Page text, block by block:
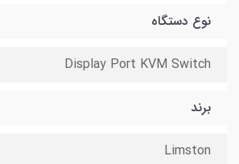
نوع دستگاه
Display Port KVM Switch
برند
Limston